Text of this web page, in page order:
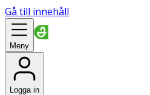
Gå till innehåll
Meny
Logga in